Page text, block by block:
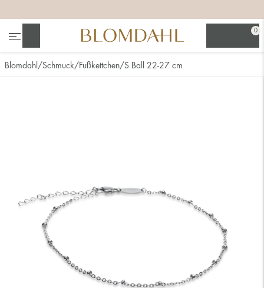
0
Blomdahl Schmuck Fußkettchen S Ball 22-27 cm